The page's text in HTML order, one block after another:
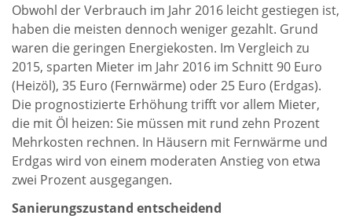
Obwohl der Verbrauch im Jahr 2016 leicht gestiegen ist,
haben die meisten dennoch weniger gezahlt. Grund
waren die geringen Energiekosten. Im Vergleich zu
2015, sparten Mieter im Jahr 2016 im Schnitt 90 Euro
(Heizöl), 35 Euro (Fernwärme) oder 25 Euro (Erdgas).
Die prognostizierte Erhöhung trifft vor allem Mieter,
die mit Öl heizen: Sie müssen mit rund zehn Prozent
Mehrkosten rechnen. In Häusern mit Fernwärme und
Erdgas wird von einem moderaten Anstieg von etwa
zwei Prozent ausgegangen.
Sanierungszustand entscheidend